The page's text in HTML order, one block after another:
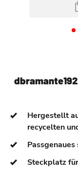
Hergestellt
recycelten
Steckplatz